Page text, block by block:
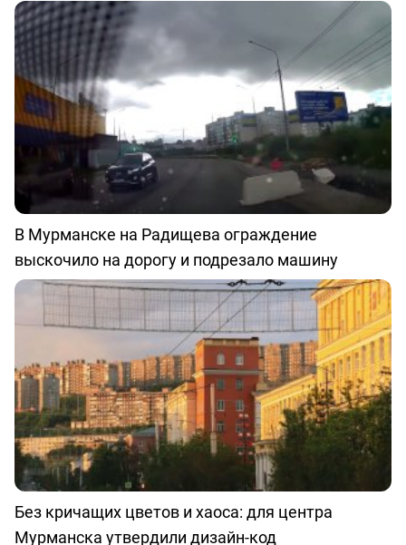
В Мурманске на Радищева ограждение
выскочило на дорогу и подрезало машину
Без кричащих цветов и хаоса: для центра
Мурманска утвердили дизайн-код